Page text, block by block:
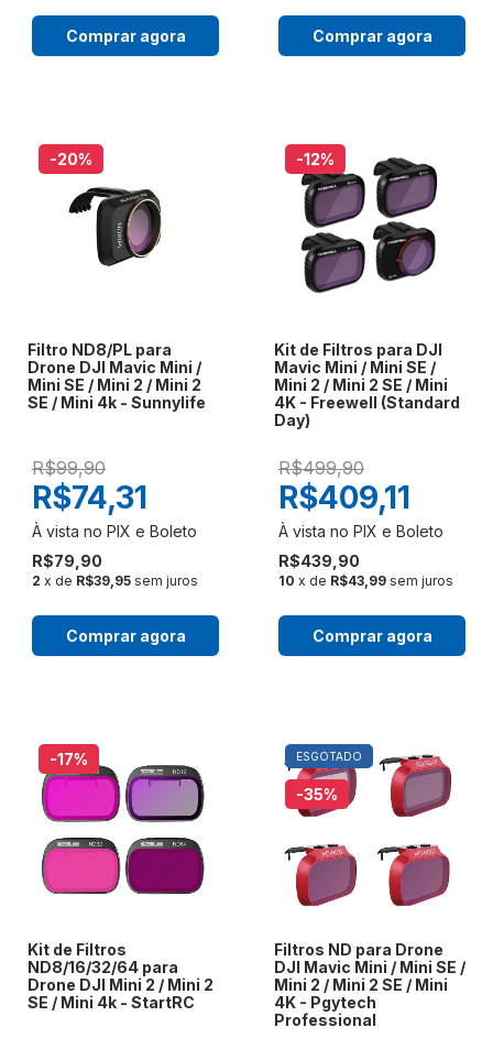
Comprar agora Comprar agora
-20%
Filtro ND8/PL para
Drone DJI Mavic Mini /
Mini SE / Mini 2 / Mini 2
SE / Mini 4k - Sunnylife
R$99,90
R$79,90
R$74,31
2 x de R$39,95 sem juros
Comprar agora
-12%
Kit de Filtros para DJI
Mavic Mini / Mini SE /
Mini 2 / Mini 2 SE / Mini
4K - Freewell (Standard
Day)
R$499,90
R$439,90
R$409,11
10 x de R$43,99 sem juros
Comprar agora
-17%
Kit de Filtros
ND8/16/32/64 para
Drone DJI Mini 2 / Mini 2
SE / Mini 4k - StartRC
ESGOTADO
-35%
Filtros ND para Drone
DJI Mavic Mini / Mini SE /
Mini 2 / Mini 2 SE / Mini
4K - Pgytech
Professional